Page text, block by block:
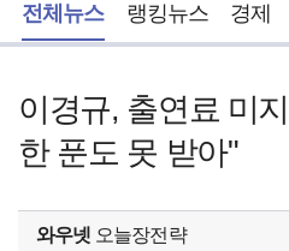
전체뉴스 랭킹뉴스 경제
이경규, 출연료 미
한 푼도 못 받아"
와우넷 오늘장전략